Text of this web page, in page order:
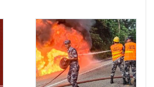
पुनःनिर्माण सम्पन्न गरेको छ। करिब
८